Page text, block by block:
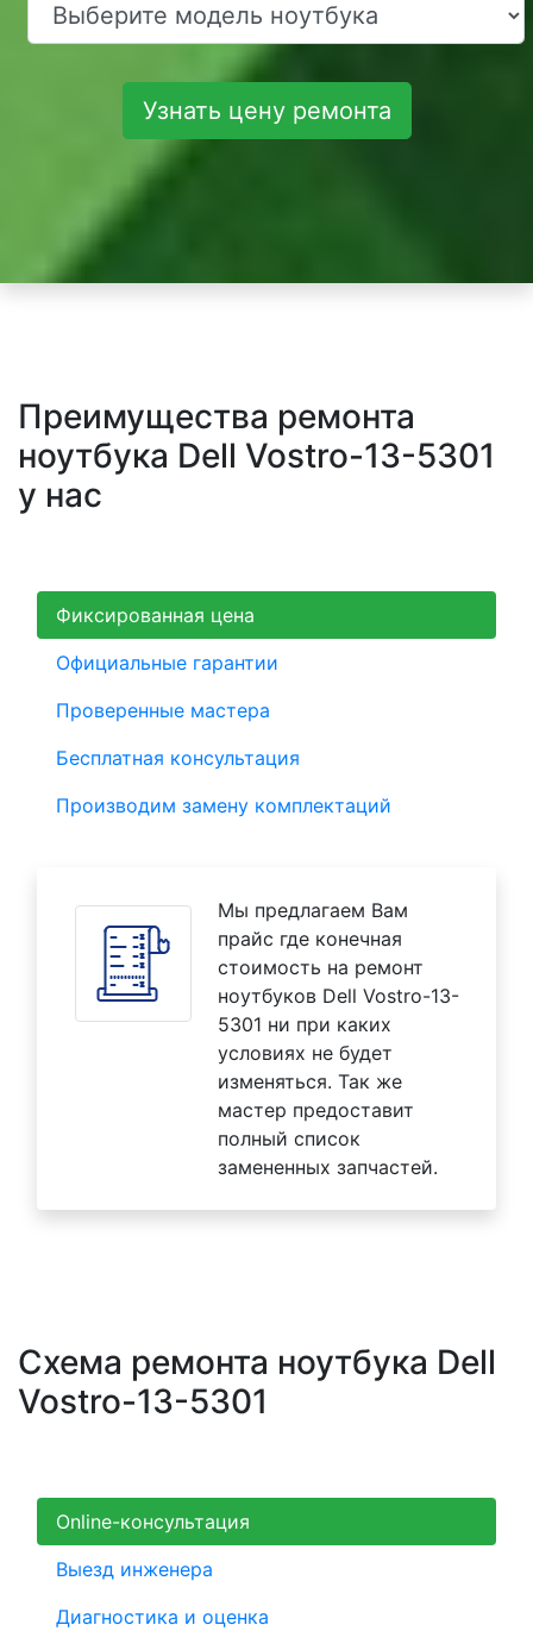
Узнать цену ремонта
Преимущества ремонта
ноутбука Dell Vostro-13-5301
у нас
Фиксированная цена
Официальные гарантии
Проверенные мастера
Бесплатная консультация
Производим замену комплектаций
Мы предлагаем Вам
прайс где конечная
стоимость на ремонт
ноутбуков Dell Vostro-13-
5301 ни при каких
условиях не будет
изменяться. Так же
мастер предоставит
полный список
замененных запчастей.
Схема ремонта ноутбука Dell
Vostro-13-5301
Online-консультация
Выезд инженера
Диагностика и оценка